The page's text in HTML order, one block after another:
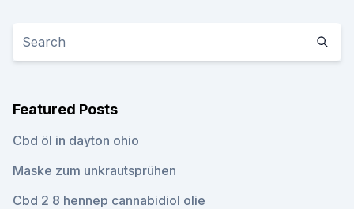
Featured Posts
Cbd öl in dayton ohio
Maske zum unkrautsprühen
Cbd 2 8 hennep cannabidiol olie